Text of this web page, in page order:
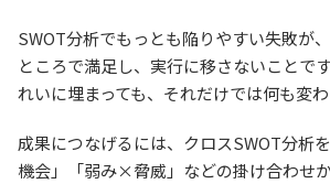
SWOT分析でもっとも陥りやすい失敗が
ところで満足し、実行に移さないことで
れいに埋まっても、それだけでは何も変わ
成果につなげるには、クロスSWOT分析
機会」「弱み×脅威」などの掛け合わせ